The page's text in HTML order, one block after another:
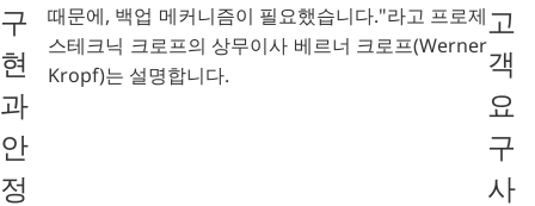
구
현
과
안
정
때문에, 백업 메커니즘이 필요했습니다."라고 프로제
스테크닉 크로프의 상무이사 베르너 크로프(Werner
Kropf)는 설명합니다.
고
객
요
구
사